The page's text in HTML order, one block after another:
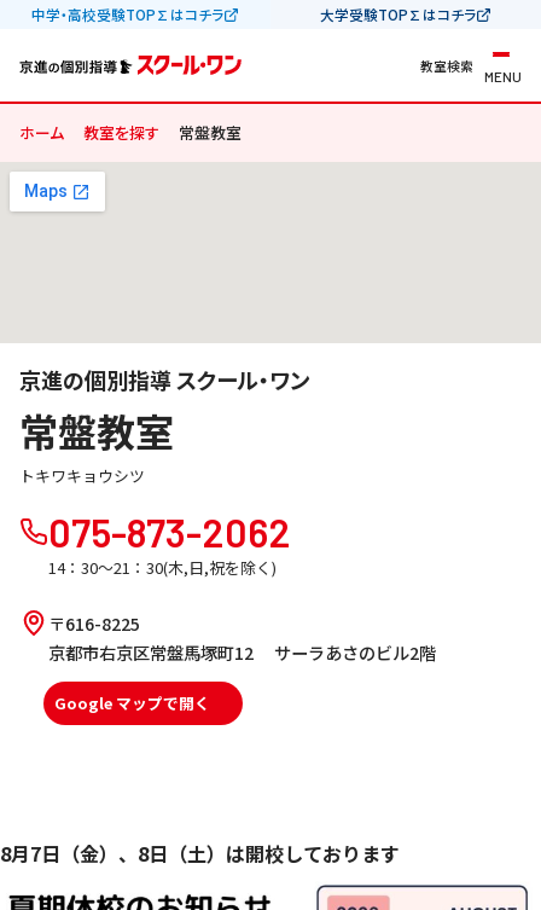
中学・高校受験TOP∑はコチラ 大学受験TOP∑はコチラ
教室検索
MENU
ホーム 教室を探す 常盤教室
京進の個別指導 スクール・ワン
常盤教室
トキワキョウシツ
075-873-2062
14：30～21：30(木,日,祝を除く)
〒616-8225
京都市右京区常盤馬塚町12 サーラあさのビル2階
Google マップで開く
8月7日（金）、8日（土）は開校しております